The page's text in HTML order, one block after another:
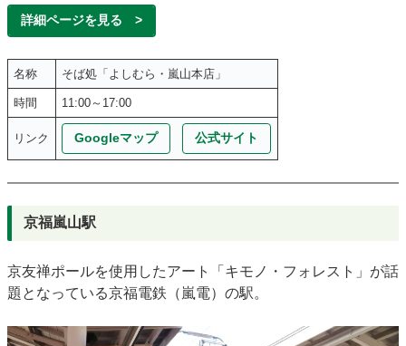
詳細ページを見る >
名称 そば処「よしむら・嵐山本店」
時間 11:00～17:00
リンク Googleマップ 公式サイト
京福嵐山駅
京友禅ポールを使用したアート「キモノ・フォレスト」が話
題となっている京福電鉄（嵐電）の駅。